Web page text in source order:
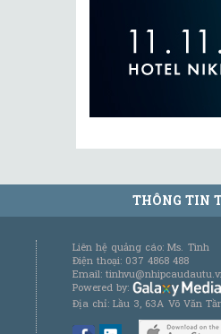
THÔNG TIN
Liên hệ quảng cáo: Ms. Tình
Điện thoại: 037 4868 488
Email:
Powered by:
Địa chỉ: Lầu 3, 63A Võ Văn